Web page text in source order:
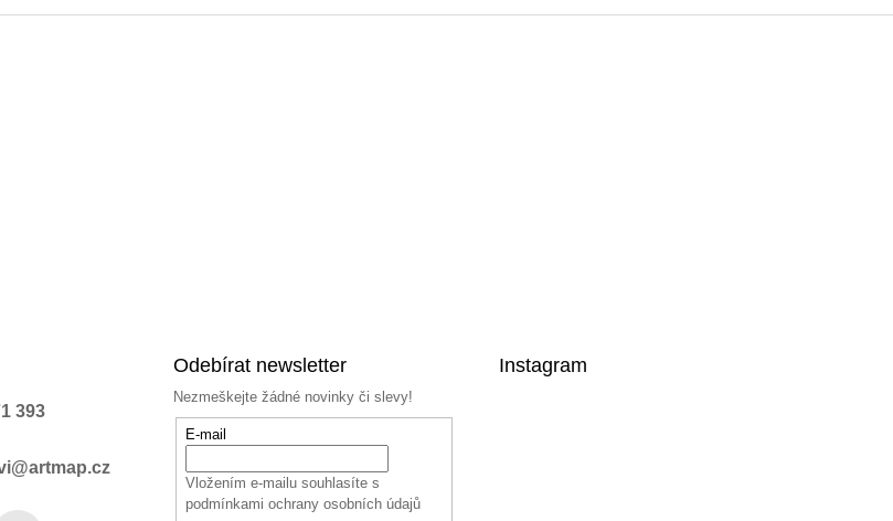
393
Odebírat newsletter
Nezmeškejte žádné novinky či slevy!
E-mail
Vložením e-mailu souhlasíte s
podmínkami ochrany osobních údajů
Instagram